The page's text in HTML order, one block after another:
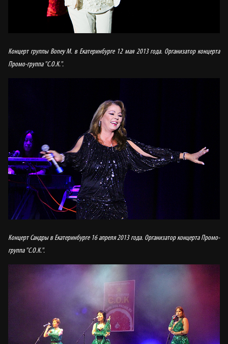
Концерт группы Boney M. в Екатеринбурге 12 мая 2013 года. Организатор концерта
Промо-группа "С.О.К.".
Концерт Сандры в Екатеринбурге 16 апреля 2013 года. Организатор концерта Промо-
группа "С.О.К.".